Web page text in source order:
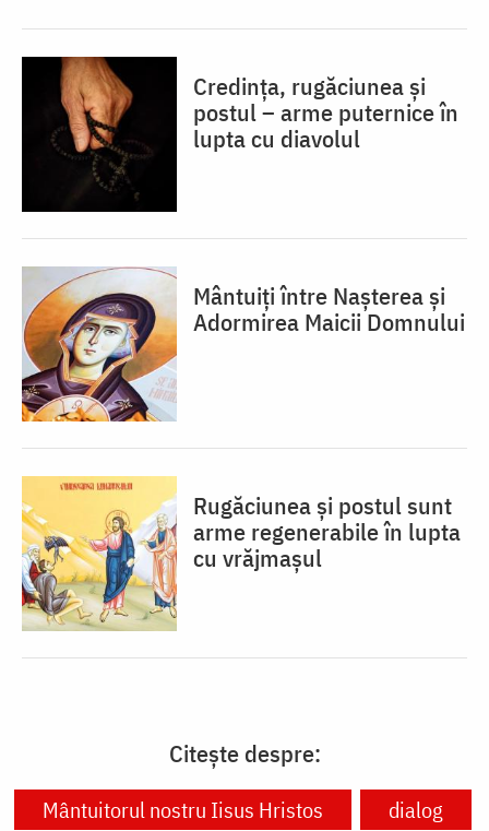
Credința, rugăciunea și
postul – arme puternice în
lupta cu diavolul
Mântuiți între Nașterea și
Adormirea Maicii Domnului
Rugăciunea și postul sunt
arme regenerabile în lupta
cu vrăjmașul
Citește despre:
Mântuitorul nostru Iisus Hristos
dialog